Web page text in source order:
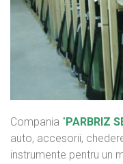
Compania " PARBRIZ
auto, accesorii,
instrumente pentru un